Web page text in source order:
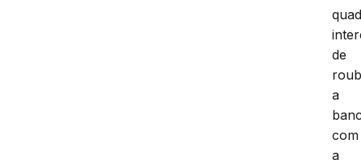
de
a
com
a